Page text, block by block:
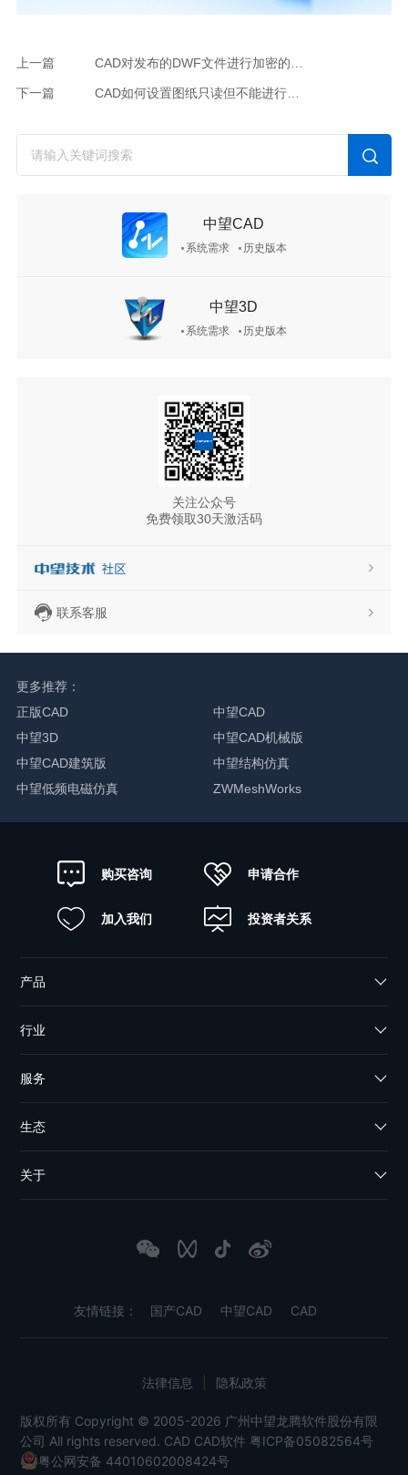
上一篇
下一篇 CAD如何设置图纸只读但不能进行修改？
中望CAD
系统需求 历史版本
中望3D
系统需求 历史版本
关注公众号
免费领取30天激活码
联系客服
更多推荐：
正版CAD
中望CAD
中望3D
中望CAD机械版
中望CAD建筑版
中望结构仿真
中望低频电磁仿真
ZWMeshWorks
购买咨询 申请合作
加入我们 投资者关系
产品
行业
服务
生态
关于
友情链接： 国产CAD 中望CAD CAD
版权所有 Copyright © 2005-2026 广州中望龙腾软件股份有限
公司 All rights reserved. CAD CAD软件 粤ICP备05082564号
粤公网安备 44010602008424号
法律信息 隐私政策